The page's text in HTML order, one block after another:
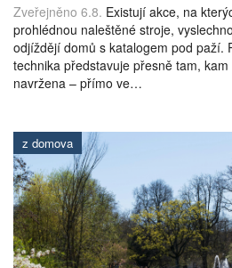
Zveřejněno 6.8. Existují akce, na
prohlédnou naleštěné stroje,
odjíždějí domů s katalogem pod paží.
technika představuje přesně tam,
navržena – přímo ve…
z domova